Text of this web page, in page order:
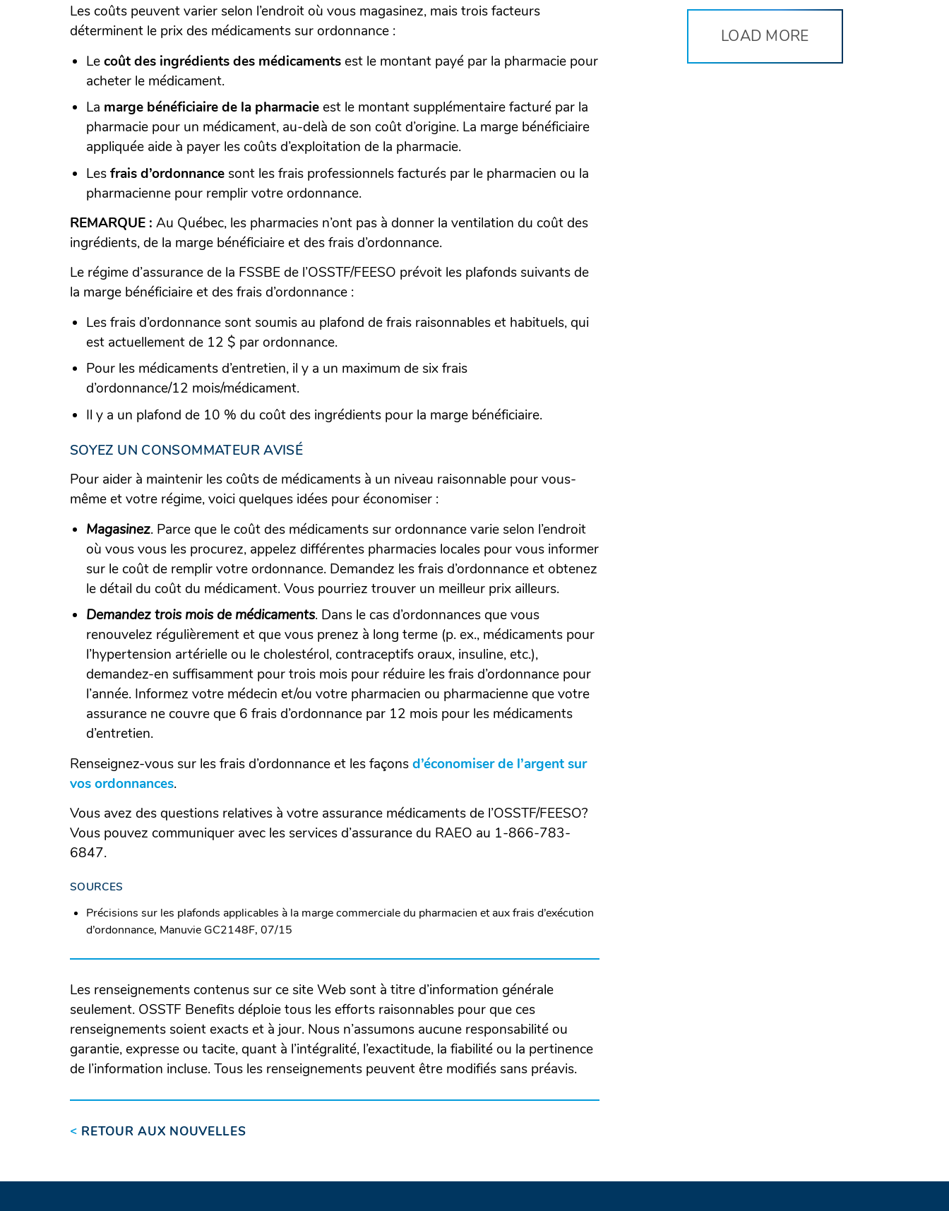
Les coûts peuvent varier selon l’endroit où vous magasinez, mais trois facteurs
déterminent le prix des médicaments sur ordonnance :
Lecoût des ingrédients des médicamentsest le montant payé par la pharmacie pour
acheter le médicament.
La marge bénéficiaire de la pharmacieest le montant supplémentaire facturé par la
pharmacie pour un médicament, au-delà de son coût d’origine. La marge bénéficiaire
appliquée aide à payer les coûts d’exploitation de la pharmacie.
Lesfrais d’ordonnancesont les frais professionnels facturés par le pharmacien ou la
pharmacienne pour remplir votre ordonnance.
REMARQUE : Au Québec, les pharmacies n’ont pas à donner la ventilation du coût des
ingrédients, de la marge bénéficiaire et des frais d’ordonnance.
Le régime d’assurance de la FSSBE de l’OSSTF/FEESO prévoit les plafonds suivants de
la marge bénéficiaire et des frais d’ordonnance :
Les frais d’ordonnance sont soumis au plafond de frais raisonnables et habituels, qui
est actuellement de 12 $ par ordonnance.
Pour les médicaments d’entretien, il y a un maximum de six frais
d’ordonnance/12 mois/médicament.
Il y a un plafond de 10 % du coût des ingrédients pour la marge bénéficiaire.
SOYEZ UN CONSOMMATEUR AVISÉ
Pour aider à maintenir les coûts de médicaments à un niveau raisonnable pour vous-
même et votre régime, voici quelques idées pour économiser :
Magasinez. Parce que le coût des médicaments sur ordonnance varie selon l’endroit
où vous vous les procurez, appelez différentes pharmacies locales pour vous informer
sur le coût de remplir votre ordonnance. Demandez les frais d’ordonnance et obtenez
le détail du coût du médicament. Vous pourriez trouver un meilleur prix ailleurs.
Demandez trois mois de médicaments. Dans le cas d’ordonnances que vous
renouvelez régulièrement et que vous prenez à long terme (p. ex., médicaments pour
l’hypertension artérielle ou le cholestérol, contraceptifs oraux, insuline, etc.),
demandez-en suffisamment pour trois mois pour réduire les frais d’ordonnance pour
l’année. Informez votre médecin et/ou votre pharmacien ou pharmacienne que votre
assurance ne couvre que 6 frais d’ordonnance par 12 mois pour les médicaments
d’entretien.
Renseignez-vous sur les frais d’ordonnance et les façonsd’économiser de l’argent sur
vos ordonnances(Ouvrir
dans
une
nouvelle
.
Vous avez des questions relatives à votre assurance médicaments de l’OSSTF/FEESO?
Vous pouvez communiquer avec les services d’assurance du RAEO au 1-866-783-
6847.
SOURCES
Précisions sur les plafonds applicables à la marge commerciale du pharmacien et aux frais d’exécution
d’ordonnance, Manuvie GC2148F, 07/15
Les renseignements contenus sur ce site Web sont à titre d’information générale
seulement. OSSTF Benefits déploie tous les efforts raisonnables pour que ces
renseignements soient exacts et à jour. Nous n’assumons aucune responsabilité ou
garantie, expresse ou tacite, quant à l’intégralité, l’exactitude, la fiabilité ou la pertinence
de l’information incluse. Tous les renseignements peuvent être modifiés sans préavis.
< RETOUR AUX NOUVELLES
LOAD MORE